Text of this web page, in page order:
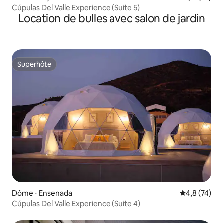
Cúpulas Del Valle Experience (Suite 5)
Location de bulles avec salon de jardin
Superhôte
Superhôte
Dôme ⋅ Ensenada Évaluation
4,8 (74)
Cúpulas Del Valle Experience (Suite 4)